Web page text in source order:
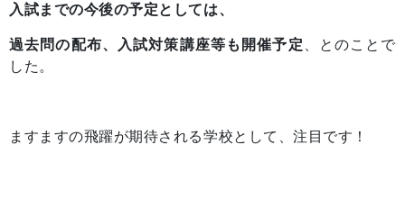
入試までの今後の予定としては、
過去問の配布、入試対策講座等も開催予定
、とのことで
した。
ますますの飛躍が期待される学校として、注目です！